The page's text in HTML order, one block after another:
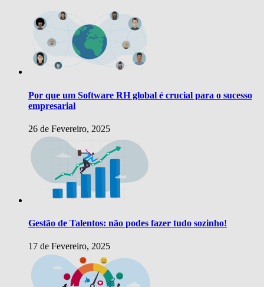
Por que um Software RH global é crucial para o sucesso
empresarial
26 de Fevereiro, 2025
Gestão de Talentos: não podes fazer tudo sozinho!
17 de Fevereiro, 2025